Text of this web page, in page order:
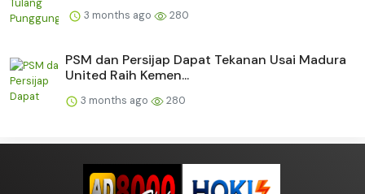
3 months ago 280
PSM dan Persijap Dapat Tekanan Usai Madura
United Raih Kemen...
3 months ago 280